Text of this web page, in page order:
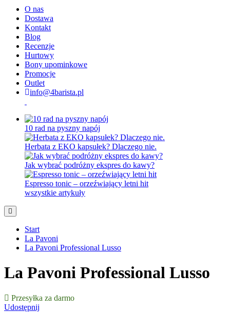
O nas
Dostawa
Kontakt
Blog
Recenzje
Hurtowy
Bony upominkowe
Promocje
Outlet
info@4barista.pl
10 rad na pyszny napój
Herbata z EKO kapsułek? Dlaczego nie.
Jak wybrać podróżny ekspres do kawy?
Espresso tonic – orzeźwiający letni hit
wszystkie artykuły
Start
La Pavoni
La Pavoni Professional Lusso
La Pavoni Professional Lusso
Przesyłka za darmo
Udostępnij